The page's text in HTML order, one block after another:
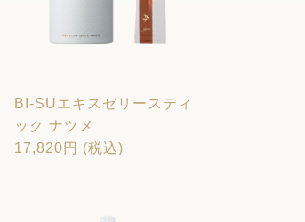
BI-SUエキスゼリースティ
ック ナツメ
17,820円 (税込)